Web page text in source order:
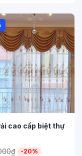
cao cấp biệt thự
₫ -20%